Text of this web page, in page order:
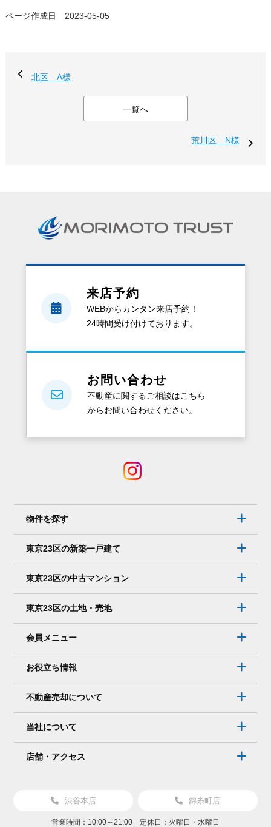
ページ作成日 2023-05-05
北区 A様
一覧へ
荒川区 N様
来店予約
WEBからカンタン来店予約！
24時間受け付けております。
お問い合わせ
不動産に関するご相談はこちら
からお問い合わせください。
物件を探す
東京23区の新築一戸建て
東京23区の中古マンション
東京23区の土地・売地
会員メニュー
お役立ち情報
不動産売却について
当社について
店舗・アクセス
渋谷本店 錦糸町店
営業時間：10:00～21:00 定休日：火曜日・水曜日